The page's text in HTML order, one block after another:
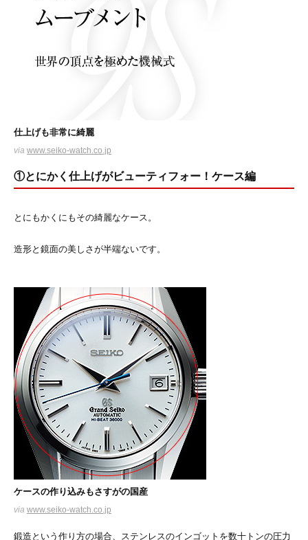
仕上げも非常に綺麗
via www.seiko-watch.co.jp
①とにかく仕上げがビューティフォー！ケース編
とにもかくにもその綺麗なケース。
造形と鏡面の美しさが半端ないです。
ケースの作り込みもさすがの国産
via www.seiko-watch.co.jp
鍛造という作り方の場合、ステンレスのインゴットを数十トンの圧力